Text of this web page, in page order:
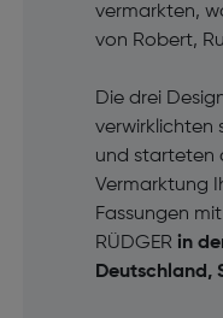
vermarkten,
von Robert,
Die drei
verwirklichten
und starteten
Vermarktung
Fassungen mit
RÜDGER in
Deutschland,